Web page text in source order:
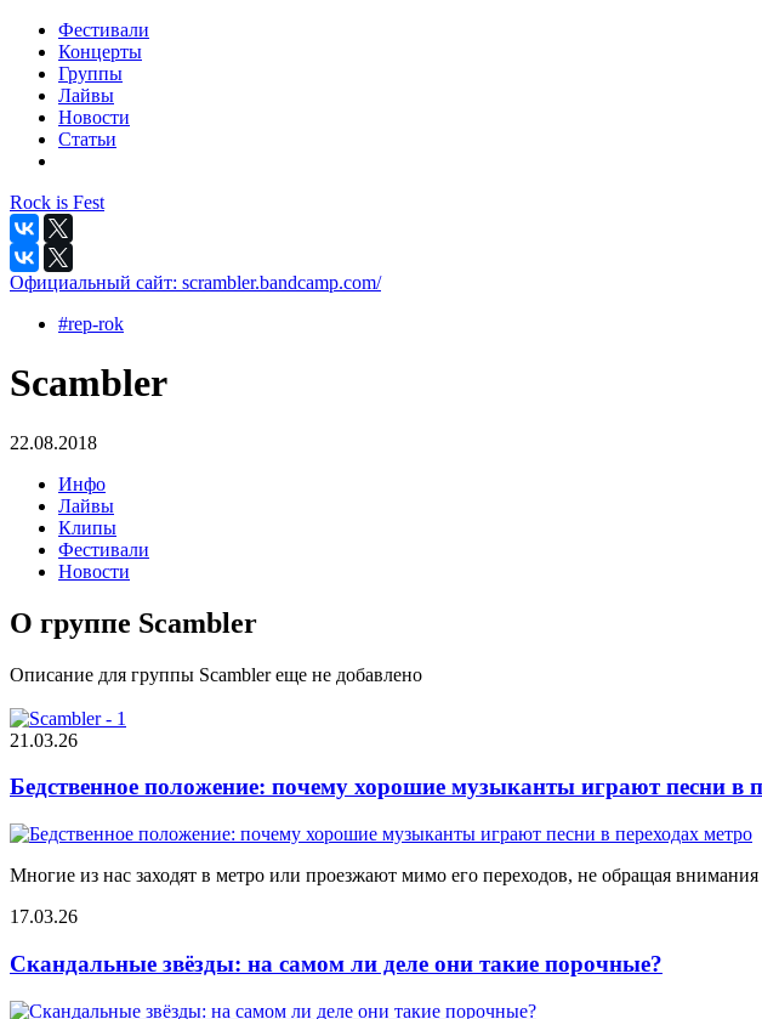
Фестивали
Концерты
Группы
Лайвы
Новости
Статьи
Rock is Fest
Официальный сайт: scrambler.bandcamp.com/
#rep-rok
Scambler
22.08.2018
Инфо
Лайвы
Клипы
Фестивали
Новости
О группе Scambler
Описание для группы Scambler еще не добавлено
21.03.26
Бедственное положение: почему хорошие музыканты играют песни в
Многие из нас заходят в метро или проезжают мимо его переходов, не обращая
17.03.26
Скандальные звёзды: на самом ли деле они такие порочные?